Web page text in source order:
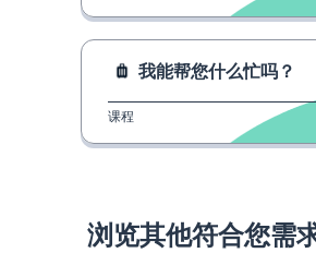
我能帮您什么忙吗？
课程
浏览其他符合您需